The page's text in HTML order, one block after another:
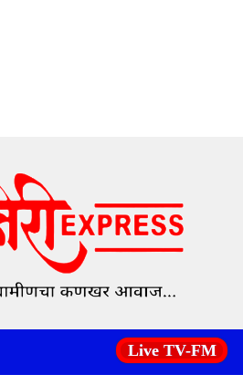
Live TV-FM